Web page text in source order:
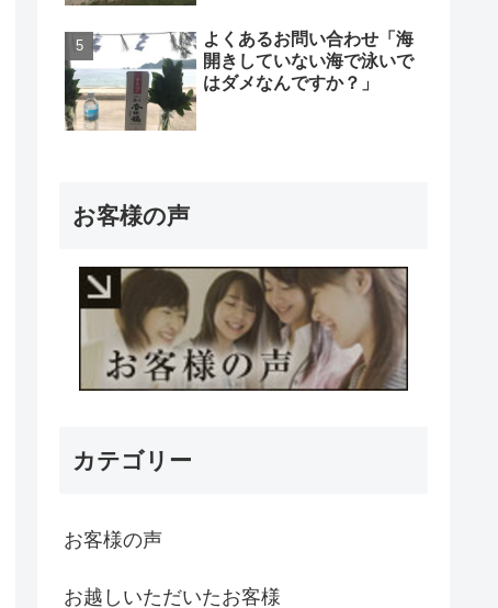
よくあるお問い合わせ「海
開きしていない海で泳いで
はダメなんですか？」
お客様の声
カテゴリー
お客様の声
お越しいただいたお客様